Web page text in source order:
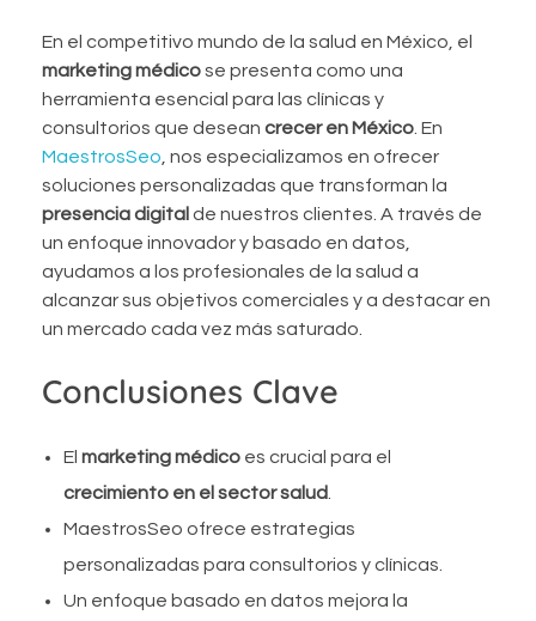
En el competitivo mundo de la salud en México, el
marketing médicose presenta como una
herramienta esencial para las clínicas y
consultorios que desean crecer en México. En
MaestrosSeo, nos especializamos en ofrecer
soluciones personalizadas que transforman la
presencia digital de nuestros clientes. A través de
un enfoque innovador y basado en datos,
ayudamos a los profesionales de la salud a
alcanzar sus objetivos comerciales y a destacar en
un mercado cada vez más saturado.
Conclusiones Clave
El marketing médicoes crucial para el
crecimiento en el sector salud.
MaestrosSeo ofrece estrategias
personalizadas para consultorios y clínicas.
Un enfoque basado en datos mejora la